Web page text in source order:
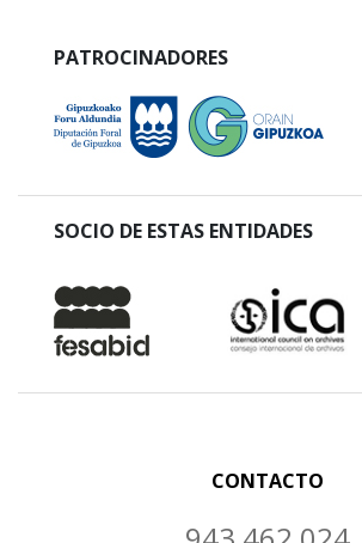
PATROCINADORES
SOCIO DE ESTAS ENTIDADES
CONTACTO